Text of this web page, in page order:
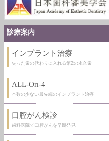
診療案内
インプラント治療
失った歯の代わりに入れる第2の永久歯
ALL-On-4
本数の少ない最先端のインプラント治療
口腔がん検診
歯科医院で口腔がんを早期発見